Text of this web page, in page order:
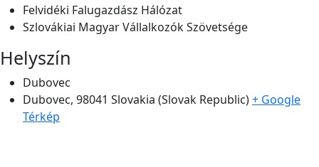
Felvidéki Falugazdász Hálózat
Szlovákiai Magyar Vállalkozók Szövetsége
Helyszín
Dubovec
Dubovec, 98041 Slovakia (Slovak Republic)+ Google
Térkép